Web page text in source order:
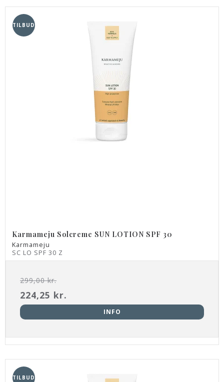
TILBUD
Karmameju Solcreme SUN LOTION SPF 30
Karmameju
SC LO SPF 30 Z
299,00 kr.
224,25 kr.
INFO
TILBUD